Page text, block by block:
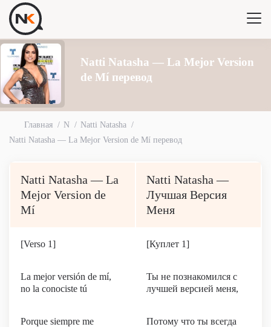
Natti Natasha — La Mejor Version
de Mí перевод
Главная N
Natti Natasha
Natti Natasha — La Mejor Version de Mí перевод
Natti Natasha — La
Mejor Version de
Mí
Natti Natasha —
Лучшая Версия
Меня
[Verso 1] [Куплет 1]
La mejor versión de mí,
no la conociste tú
Ты не познакомился с
лучшей версией меня,
Porque siempre me
Потому что ты всегда